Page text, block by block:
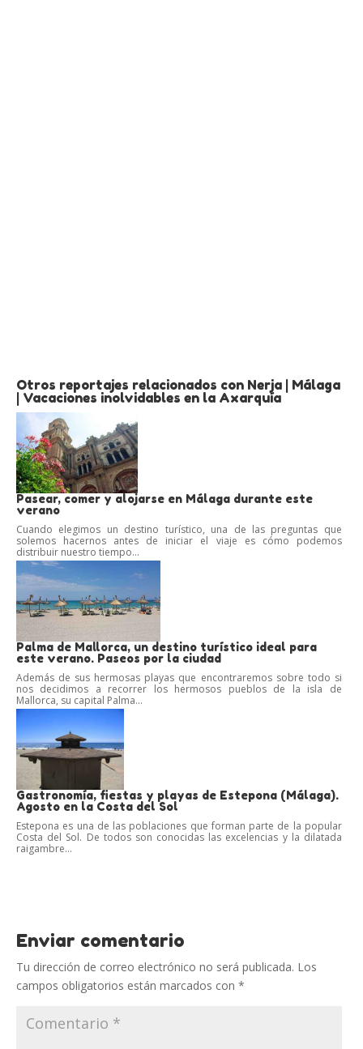
Otros reportajes relacionados con Nerja | Málaga
| Vacaciones inolvidables en la Axarquía
Pasear, comer y alojarse en Málaga durante este
verano
Cuando elegimos un destino turístico, una de las preguntas que
solemos hacernos antes de iniciar el viaje es cómo podemos
distribuir nuestro tiempo...
Palma de Mallorca, un destino turístico ideal para
este verano. Paseos por la ciudad
Además de sus hermosas playas que encontraremos sobre todo si
nos decidimos a recorrer los hermosos pueblos de la isla de
Mallorca, su capital Palma...
Gastronomía, fiestas y playas de Estepona (Málaga).
Agosto en la Costa del Sol
Estepona es una de las poblaciones que forman parte de la popular
Costa del Sol. De todos son conocidas las excelencias y la dilatada
raigambre...
Enviar comentario
Tu dirección de correo electrónico no será publicada. Los
campos obligatorios están marcados con *